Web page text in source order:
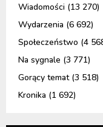
Wiadomości (13 270)
Wydarzenia (6 692)
Społeczeństwo (4
Na sygnale (3 771)
Gorący temat(3 518)
Kronika (1 692)